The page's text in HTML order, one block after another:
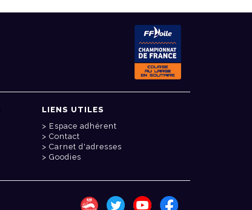
LIENS UTILES
Espace adhérent
Contact
Carnet d'adresses
Goodies